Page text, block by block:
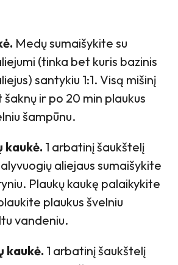
Medų sumaišykite su
(tinka bet kuris bazinis
santykiu 1:1. Visą mišinį
ir po 20 min plaukus
šampūnu.
kaukė. 1 arbatinį šaukštelį
aliejaus sumaišykite
Plaukų kaukę palaikykite
plaukus švelniu
vandeniu.
kaukė. 1 arbatinį šaukštelį